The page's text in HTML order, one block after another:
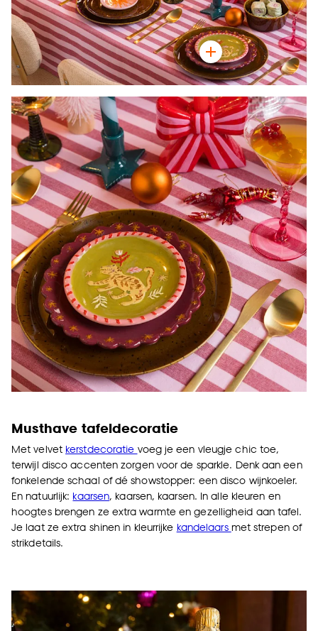
Musthave tafeldecoratie
Met velvet kerstdecoratie voeg je een vleugje chic toe,
terwijl disco accenten zorgen voor de sparkle. Denk aan een
fonkelende schaal of dé showstopper: een disco wijnkoeler.
En natuurlijk: kaarsen, kaarsen, kaarsen. In alle kleuren en
hoogtes brengen ze extra warmte en gezelligheid aan tafel.
Je laat ze extra shinen in kleurrijke kandelaars met strepen of
strikdetails.